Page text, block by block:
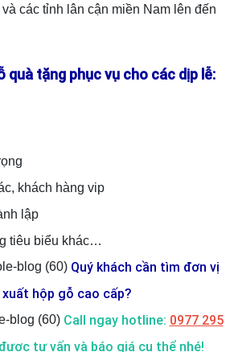
các tỉnh lân cận miền Nam lên đến
quà tặng phục vụ cho các dịp lễ:
khách hàng vip
lập
tiêu biểu khác…
Quý khách cần tìm đơn vị
xuất hộp gỗ cao cấp?
Call ngay hotline: 0977 295
tư vấn và báo giá cụ thể nhé!